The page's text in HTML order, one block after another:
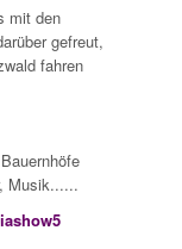
mit den
gefreut,
fahren
Musik......